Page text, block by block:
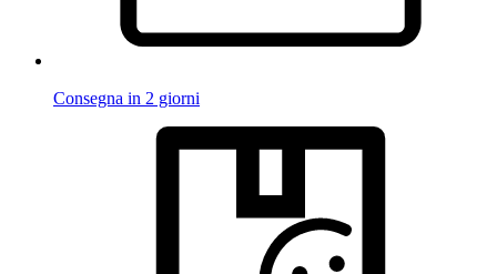
Consegna in 2 giorni